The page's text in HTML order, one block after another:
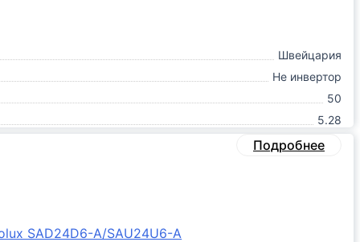
Швейцария
Не инвертор
50
5.28
Подробнее